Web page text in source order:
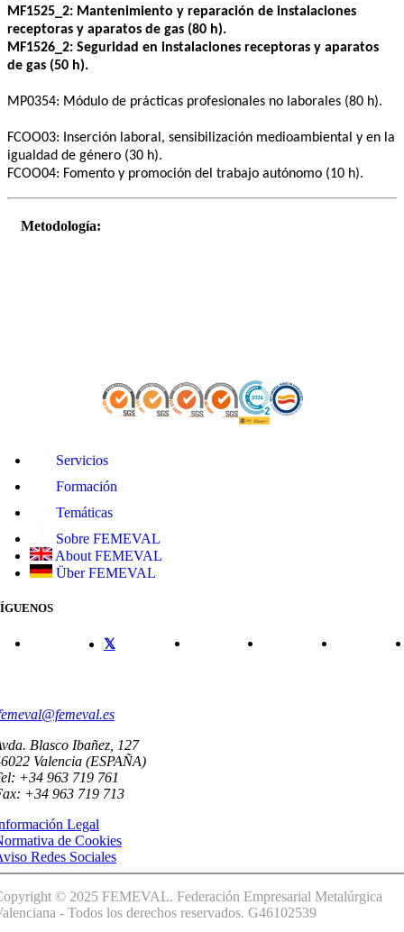
MF1525_2: Mantenimiento y reparación de instalaciones
receptoras y aparatos de gas (80 h).
MF1526_2: Seguridad en instalaciones receptoras y aparatos
de gas (50 h).
MP0354: Módulo de prácticas profesionales no laborales (80 h).
FCOO03: Inserción laboral, sensibilización medioambiental y en la
igualdad de género (30 h).
FCOO04: Fomento y promoción del trabajo autónomo (10 h).
Metodología:
Servicios
Formación
Temáticas
Sobre FEMEVAL
About FEMEVAL
Über FEMEVAL
Blasco Ibañez, 127
Valencia (ESPAÑA)
+34 963 719 761
+34 963 719 713
Legal
de Cookies
Redes Sociales
© 2025 FEMEVAL. Federación Empresarial Metalúrgica
- Todos los derechos reservados. G46102539